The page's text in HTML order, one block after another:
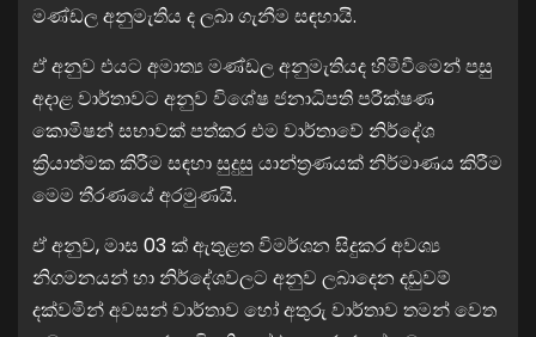
මණ්ඩල අනුමැතිය ද ලබා ගැනීම සඳහායි.
ඒ අනුව එයට අමාත්‍ය මණ්ඩල අනුමැතියද හිමිවීමෙන් පසු
අදාළ වාර්තාවට අනුව විශේෂ ජනාධිපති පරීක්ෂණ
කොමිෂන් සභාවක් පත්කර එම වාර්තාවේ නිර්දේශ
ක්‍රියාත්මක කිරීම සඳහා සුදුසු යාන්ත්‍රණයක් නිර්මාණය කිරීම
මෙම තීරණයේ අරමුණයි.
ඒ අනුව, මාස 03 ක් ඇතුළත විමර්ශන සිදුකර අවශ්‍ය
නිගමනයන් හා නිර්දේශවලට අනුව ලබාදෙන දඬුවම්
දක්වමින් අවසන් වාර්තාව හෝ අතුරු වාර්තාව තමන් වෙත